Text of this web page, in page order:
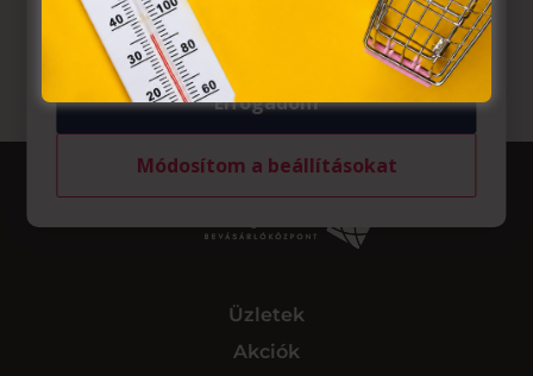
Üzletek
Akciók
tárolásához a felhasználók hozzájárulását kell kérniük.
Elfogadom
Módosítom a beállításokat